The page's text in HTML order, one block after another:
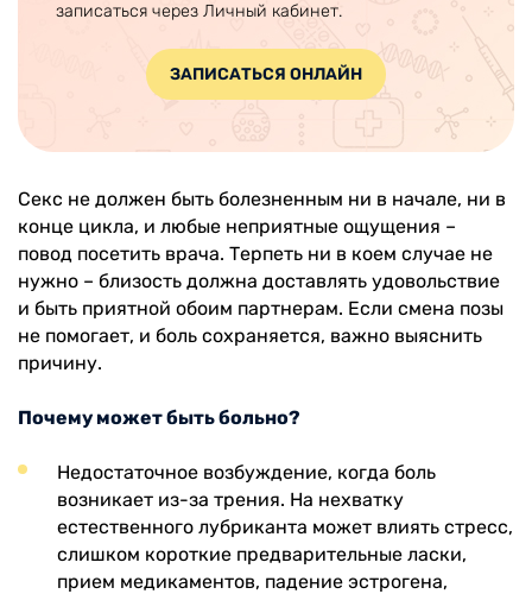
записаться через Личный кабинет.
ЗАПИСАТЬСЯ ОНЛАЙН
Секс не должен быть болезненным ни в начале, ни в
конце цикла, и любые неприятные ощущения –
повод посетить врача. Терпеть ни в коем случае не
нужно – близость должна доставлять удовольствие
и быть приятной обоим партнерам. Если смена позы
не помогает, и боль сохраняется, важно выяснить
причину.
Почему может быть больно?
Недостаточное возбуждение, когда боль
возникает из-за трения. На нехватку
естественного лубриканта может влиять стресс,
слишком короткие предварительные ласки,
прием медикаментов, падение эстрогена,